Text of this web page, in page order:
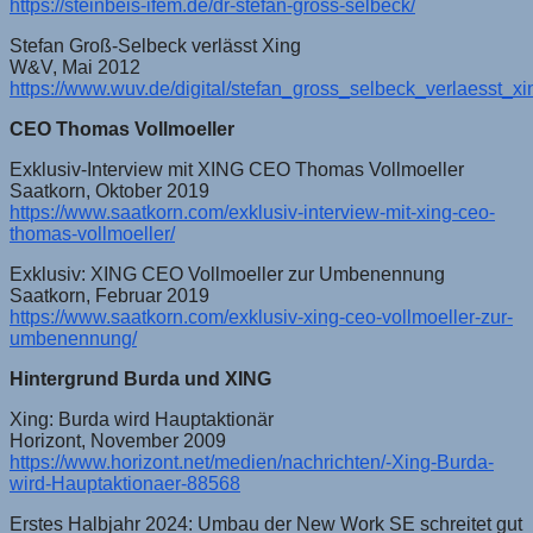
https://steinbeis-ifem.de/dr-stefan-gross-selbeck/
Stefan Groß-Selbeck verlässt Xing
W&V, Mai 2012
https://www.wuv.de/digital/
CEO Thomas Vollmoeller
Exklusiv-Interview mit XING CEO Thomas Vollmoeller
Saatkorn, Oktober 2019
https://www.saatkorn.com/exklusiv-interview-mit-xing-ceo-
thomas-vollmoeller/
Exklusiv: XING CEO Vollmoeller zur Umbenennung
Saatkorn, Februar 2019
https://www.saatkorn.com/exklusiv-xing-ceo-vollmoeller-zur-
umbenennung/
Hintergrund Burda und XING
Xing: Burda wird Hauptaktionär
Horizont, November 2009
https://www.horizont.net/medien/nachrichten/-Xing-Burda-
wird-Hauptaktionaer-88568
Erstes Halbjahr 2024: Umbau der New Work SE schreitet gut